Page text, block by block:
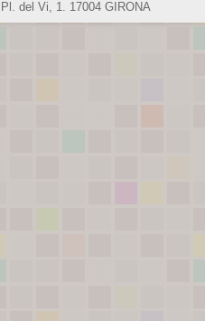
Pl. del Vi, 1. 17004 GIRONA